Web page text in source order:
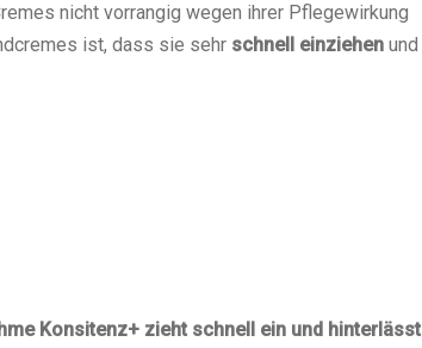
nicht vorrangig wegen ihrer Pflegewirkung
ist, dass sie sehr schnell einziehen und
Konsitenz+ zieht schnell ein und hinterlässt